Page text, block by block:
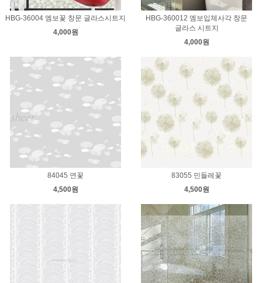
HBG-36004 엠보꽃 창문 글라스시트지
4,000원
HBG-360012 엠보입체사각 창문
글라스 시트지
4,000원
84045 연꽃
4,500원
83055 민들레꽃
4,500원